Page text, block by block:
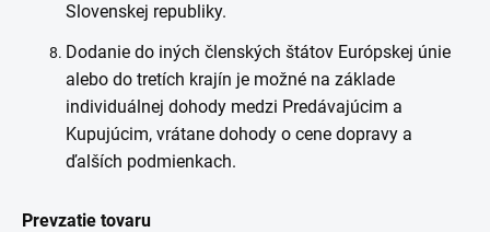
Slovenskej republiky.
Dodanie do iných členských štátov Európskej únie
alebo do tretích krajín je možné na základe
individuálnej dohody medzi Predávajúcim a
Kupujúcim, vrátane dohody o cene dopravy a
ďalších podmienkach.
Prevzatie tovaru